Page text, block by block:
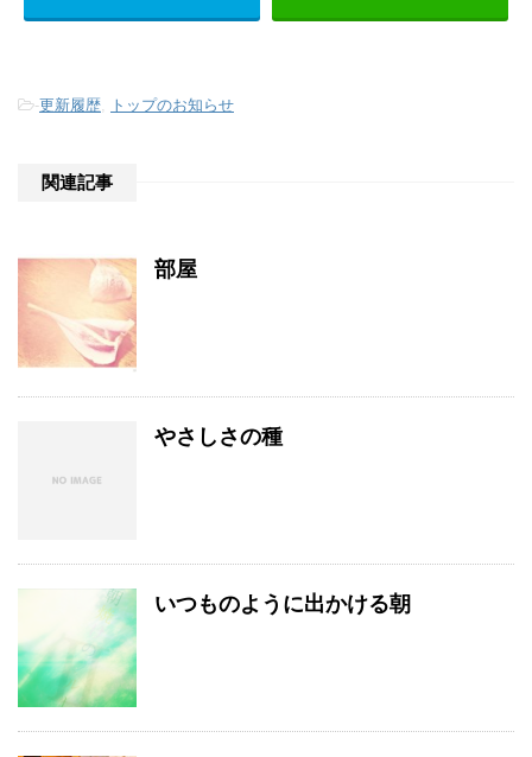
-更新履歴 トップのお知らせ
関連記事
部屋
やさしさの種
いつものように出かける朝